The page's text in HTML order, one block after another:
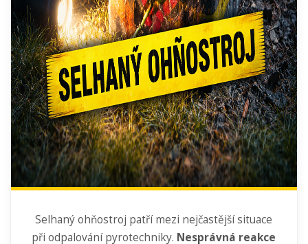
Selhaný ohňostroj patří mezi nejčastější situace
při odpalování pyrotechniky. Nesprávná reakce